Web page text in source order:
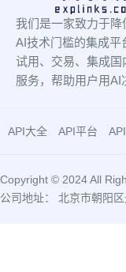
我们是一家致力于降
AI技术门槛的集成平
试用、交易、集成国
服务，帮助用户用AI
API大全 API平台
Copyright © 2024 All
公司地址： 北京市朝阳